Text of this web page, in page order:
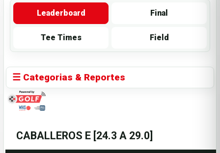
Leaderboard Final
Tee Times Field
☰ Categorias & Reportes
CABALLEROS E [24.3 A 29.0]